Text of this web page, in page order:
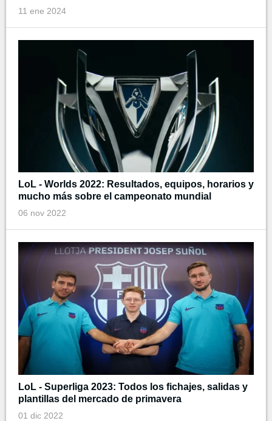
11 ene 2024
LoL - Worlds 2022: Resultados, equipos, horarios y
mucho más sobre el campeonato mundial
06 nov 2022
LoL - Superliga 2023: Todos los fichajes, salidas y
plantillas del mercado de primavera
01 dic 2022